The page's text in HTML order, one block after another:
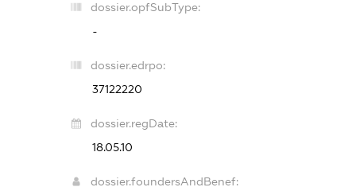
dossier.opfSubType:
-
dossier.edrpo:
37122220
dossier.regDate:
18.05.10
dossier.foundersAndBenef: